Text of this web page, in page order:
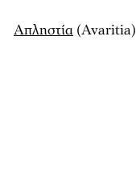
Απληστία (Avaritia)